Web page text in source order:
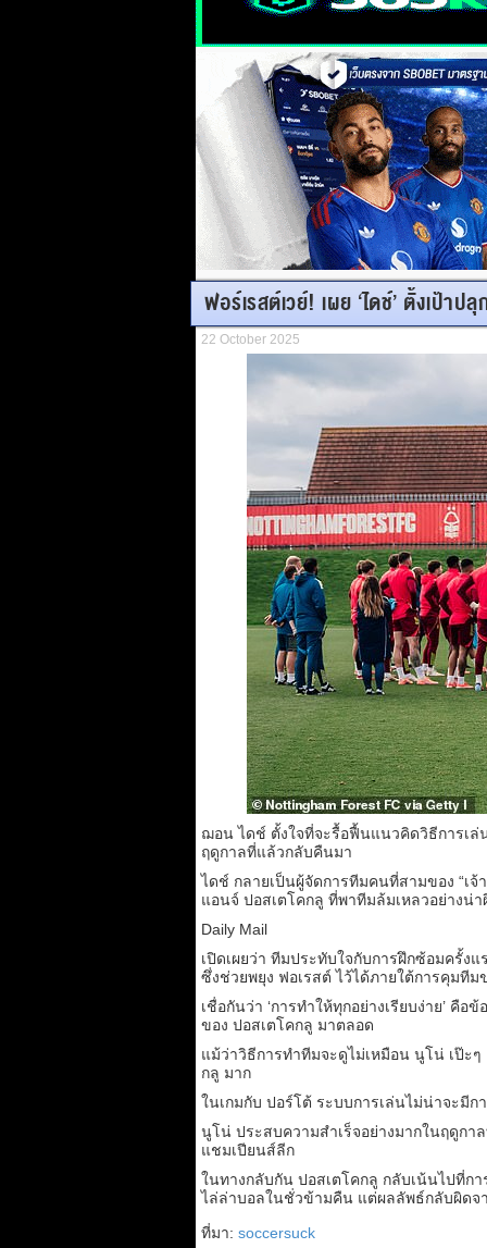
ฟอร์เรสต์เวย์! เผย ‘ไดช์’ ตั้งเป้าป
22 October 2025
ฌอน ไดช์ ตั้งใจที่จะรื้อฟื้นแนวคิดวิธีการเล่
ฤดูกาลที่แล้วกลับคืนมา
ไดช์ กลายเป็นผู้จัดการทีมคนที่สามของ “เ
แอนจ์ ปอสเตโคกลู ที่พาทีมล้มเหลวอย่างน่า
Daily Mail
เปิดเผยว่า ทีมประทับใจกับการฝึกซ้อมครั้ง
ซึ่งช่วยพยุง ฟอเรสต์ ไว้ได้ภายใต้การคุมที
เชื่อกันว่า ‘การทำให้ทุกอย่างเรียบง่าย’ คื
ของ ปอสเตโคกลู มาตลอด
แม้ว่าวิธีการทำทีมจะดูไม่เหมือน นูโน่ เป๊ะ
กลู มาก
ในเกมกับ ปอร์โต้ ระบบการเล่นไม่น่าจะมี
นูโน่ ประสบความสำเร็จอย่างมากในฤดูก
แชมเปียนส์ลีก
ในทางกลับกัน ปอสเตโคกลู กลับเน้นไปที่ก
ไล่ล่าบอลในชั่วข้ามคืน แต่ผลลัพธ์กลับผิดจ
ที่มา: soccersuck